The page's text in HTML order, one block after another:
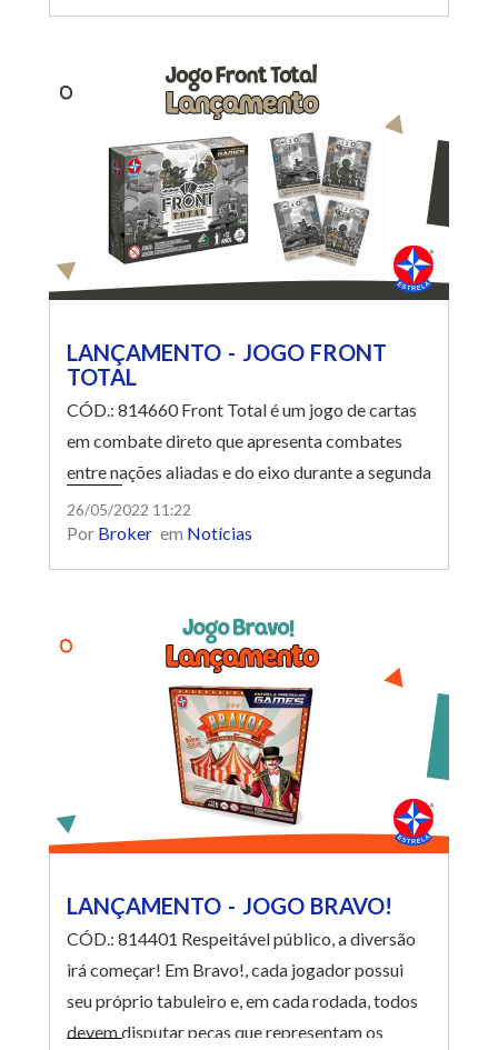
as fichas móveis para encontrar os personagens
todos os personagens e voltar até o seu lugar no
início do tabuleiro, é o vencedor!
LANÇAMENTO - JOGO FRONT
TOTAL
CÓD.: 814660 Front Total é um jogo de cartas
em combate direto que apresenta combates
entre nações aliadas e do eixo durante a segunda
guerra mundial. Com regras fáceis, de curta
duração, com boa camada de estratégia e
trazendo ilustrações para representar as
26/05/2022 11:22
Por Broker em Notícias
LANÇAMENTO - JOGO BRAVO!
CÓD.: 814401 Respeitável público, a diversão
irá começar! Em Bravo!, cada jogador possui
seu próprio tabuleiro e, em cada rodada, todos
devem disputar peças que representam os